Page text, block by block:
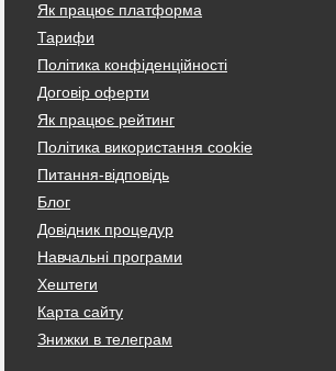
Як працює платформа
Тарифи
Політика конфіденційності
Договір оферти
Як працює рейтинг
Політика використання cookie
Питання-відповідь
Блог
Довідник процедур
Навчальні програми
Хештеги
Карта сайту
Знижки в телеграм